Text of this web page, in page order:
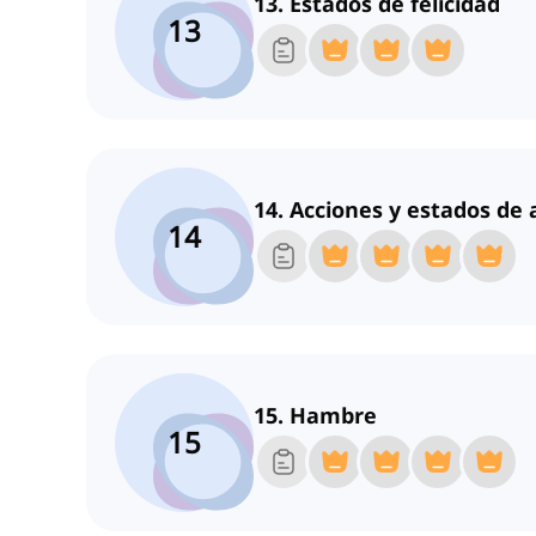
13
14
14. Acciones y estados de
15
15. Hambre